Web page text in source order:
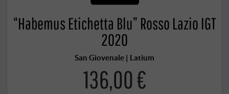
“Habemus Etichetta Blu” Rosso Lazio IGT
2020
San Giovenale | Latium
136,00 €